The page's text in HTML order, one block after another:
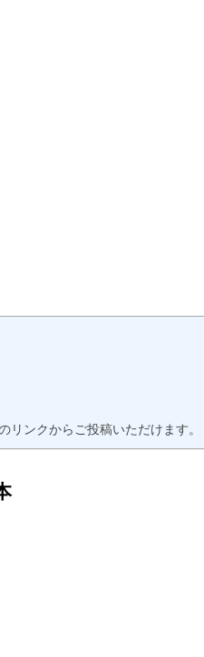
ンクからご投稿いただけます。